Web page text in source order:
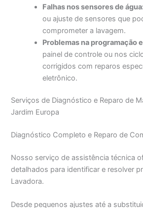
Falhas nos sensores de
ou ajuste de sensores que
comprometer a lavagem.
Problemas na programação
painel de controle ou nos
corrigidos com reparos
eletrônico.
Serviços de Diagnóstico e Reparo de
Jardim Europa
Diagnóstico Completo e Reparo de
Nosso serviço de assistência técnica
detalhados para identificar e resolver
Lavadora.
Desde pequenos ajustes até a